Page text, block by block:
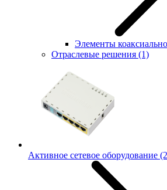
Элементы
Отраслевые решения (1)
Активное сетевое оборудование